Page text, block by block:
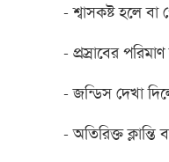
- শ্বাসকষ্ট হলে
- প্রস্রাবের
- জন্ডিস দেখা
- অতিরিক্ত ক্লান্তি